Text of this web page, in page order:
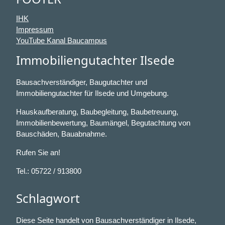
IHK
Impressum
YouTube Kanal Baucampus
Immobiliengutachter Ilsede
Bausachverständiger, Baugutachter und
Immobiliengutachter für Ilsede und Umgebung.
Hauskaufberatung, Baubegleitung, Baubetreuung,
Immobilienbewertung, Baumängel, Begutachtung von
Bauschäden, Bauabnahme.
Rufen Sie an!
Tel.: 05722 / 913800
Schlagwort
Diese Seite handelt von Bausachverständiger in Ilsede,